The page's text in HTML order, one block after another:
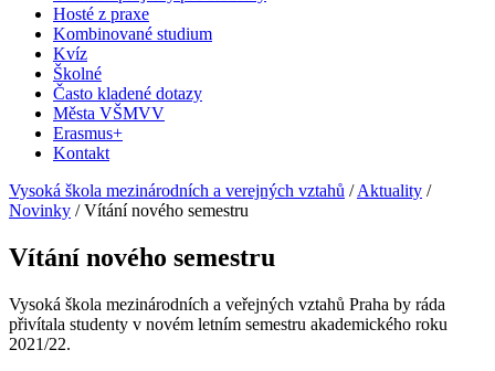
Hosté z praxe
Kombinované studium
Kvíz
Školné
Často kladené dotazy
Města VŠMVV
Erasmus+
Kontakt
Vysoká škola mezinárodních a verejných vztahů /Aktuality /
Novinky /Vítání nového semestru
Vítání nového semestru
Vysoká škola mezinárodních a veřejných vztahů Praha by ráda
přivítala studenty v novém letním semestru akademického roku
2021/22.